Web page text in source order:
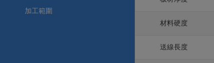
加工範圍
材料硬度
送線長度